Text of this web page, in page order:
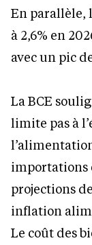
En parallèle,
à 2,6% en
avec un pic
La BCE
limite pas à
importations
projections
inflation
Le coût des